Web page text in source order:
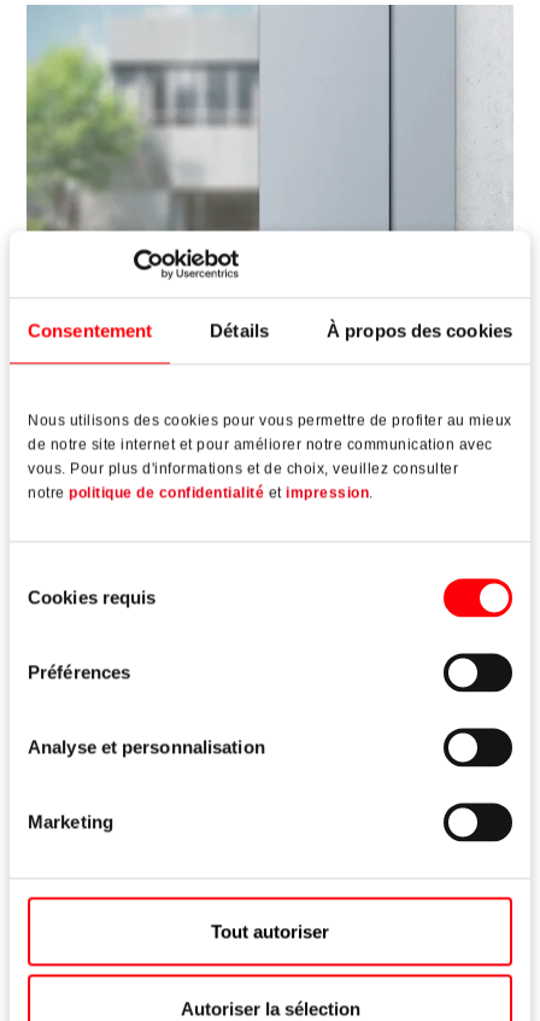
Consentement Détails À propos des cookies
Nous utilisons des cookies pour vous permettre de profiter au mieux
de notre site internet et pour améliorer notre communication avec
vous. Pour plus d'informations et de choix, veuillez consulter
notre politique de confidentialité et impression.
duCookies requis
Préférences
Analyse et personnalisation
Marketing
Tout autoriser
Autoriser la sélection
Paumelle invisible pour portes d'entrée en aluminium
Lire plus
Roto Solid S | 150 P
Paumelle en applique pour portes d'entrée jusqu'à